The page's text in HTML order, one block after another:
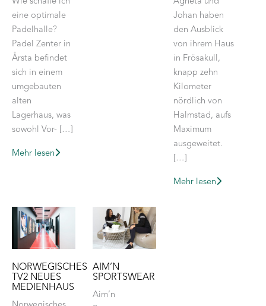
eine optimale
Padelhalle?
Padel Zenter in
Årsta befindet
sich in einem
umgebauten
alten
Lagerhaus, was
sowohl Vor- […]
Mehr lesen
Johan haben
den Ausblick
von ihrem Haus
in Frösakull,
knapp zehn
Kilometer
nördlich von
Halmstad, aufs
Maximum
ausgeweitet.
[…]
Mehr lesen
NORWEGISCHES
TV2 NEUES
MEDIENHAUS
AIM’N
SPORTSWEAR
Aim’n